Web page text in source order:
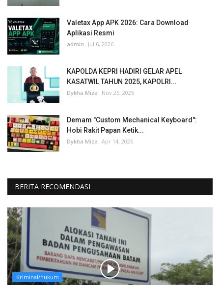
Valetax App APK 2026: Cara Download
Aplikasi Resmi
admin Jul 6, 2026
KAPOLDA KEPRI HADIRI GELAR APEL
KASATWIL TAHUN 2025, KAPOLRI...
Dykha Miza Nov 25, 2025
Demam "Custom Mechanical Keyboard":
Hobi Rakit Papan Ketik...
Dykha Miza Apr 14, 2026
BERITA RECOMENDASI
Kriminal/hukum